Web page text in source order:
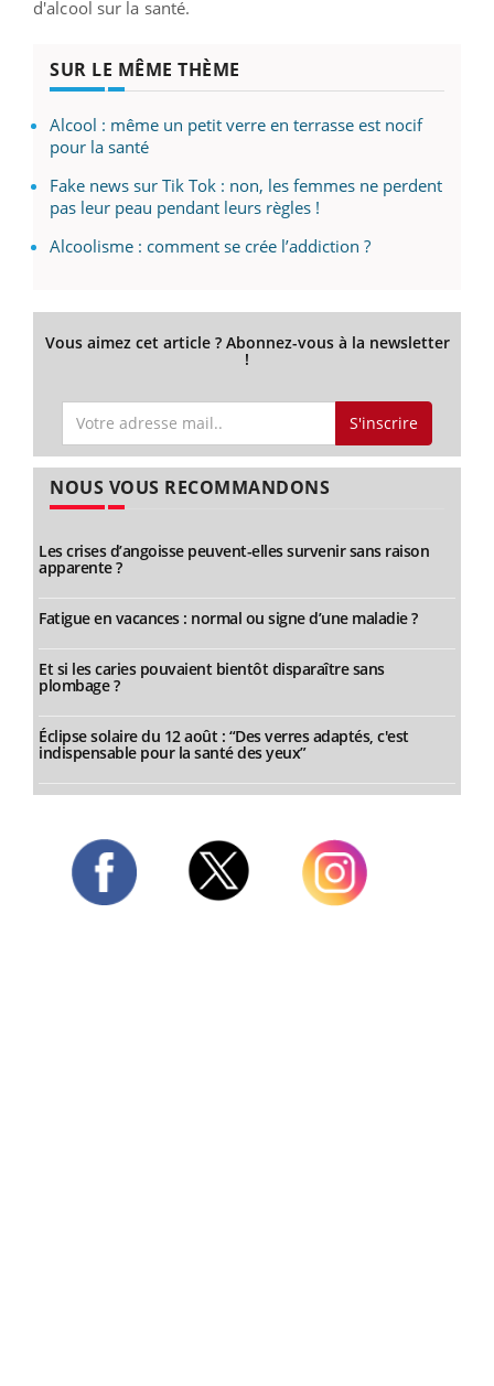
d'alcool sur la santé.
SUR LE MÊME THÈME
Alcool : même un petit verre en terrasse est nocif
pour la santé
Fake news sur Tik Tok : non, les femmes ne perdent
pas leur peau pendant leurs règles !
Alcoolisme : comment se crée l’addiction ?
Vous aimez cet article ? Abonnez-vous à la newsletter
!
S'inscrire
NOUS VOUS RECOMMANDONS
Les crises d’angoisse peuvent-elles survenir sans raison
apparente ?
Fatigue en vacances : normal ou signe d’une maladie ?
Et si les caries pouvaient bientôt disparaître sans
plombage ?
Éclipse solaire du 12 août : “Des verres adaptés, c'est
indispensable pour la santé des yeux”